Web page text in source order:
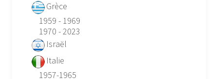
Grèce
1959 - 1969
1970 - 2023
Israël
Italie
1957-1965